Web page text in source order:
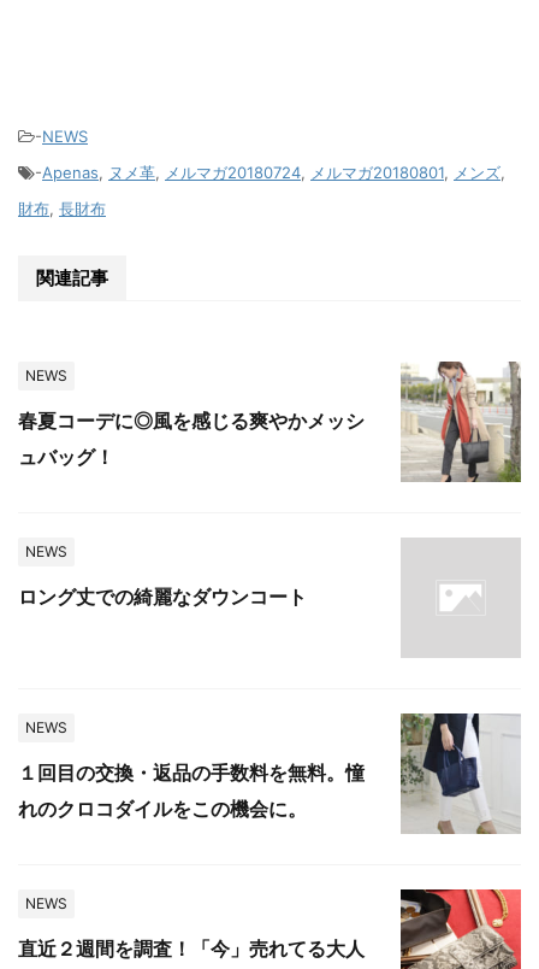
-NEWS
-Apenas, ヌメ革, メルマガ20180724, メルマガ20180801, メンズ,
財布, 長財布
関連記事
NEWS
春夏コーデに◎風を感じる爽やかメッシ
ュバッグ！
NEWS
ロング丈での綺麗なダウンコート
NEWS
１回目の交換・返品の手数料を無料。憧
れのクロコダイルをこの機会に。
NEWS
直近２週間を調査！「今」売れてる大人